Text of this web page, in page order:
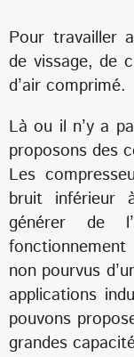
Pour travailler
de vissage, de
d’air comprimé.
Là ou il n’y a
proposons des
Les
bruit inférieur
générer de
non pourvus
applications
pouvons
grandes